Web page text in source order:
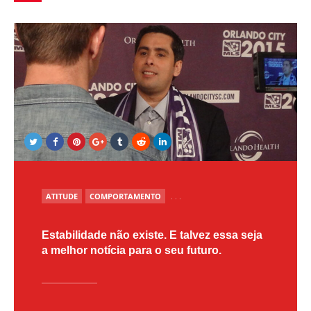
POSTED
IN
ATITUDE COMPORTAMENTO . . .
Estabilidade não existe. E talvez essa seja
a melhor notícia para o seu futuro.